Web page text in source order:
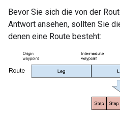
Bevor Sie sich die von der
Antwort ansehen, sollten Sie
denen eine Route besteht: